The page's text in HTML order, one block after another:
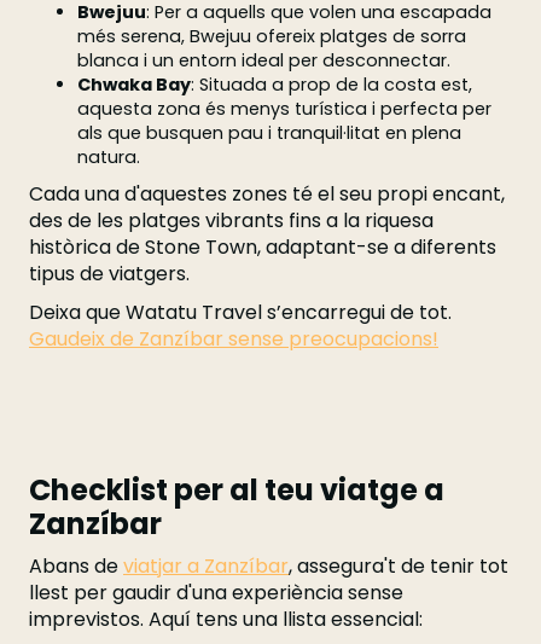
Bwejuu: Per a aquells que volen una escapada
més serena, Bwejuu ofereix platges de sorra
blanca i un entorn ideal per desconnectar.
Chwaka Bay: Situada a prop de la costa est,
aquesta zona és menys turística i perfecta per
als que busquen pau i tranquil·litat en plena
natura.
Cada una d'aquestes zones té el seu propi encant,
des de les platges vibrants fins a la riquesa
històrica de Stone Town, adaptant-se a diferents
tipus de viatgers.
Deixa que Watatu Travel s’encarregui de tot.
Gaudeix de Zanzíbar sense preocupacions!
Checklist per al teu viatge a
Zanzíbar
Abans deviatjar a Zanzíbar, assegura't de tenir tot
llest per gaudir d'una experiència sense
imprevistos. Aquí tens una llista essencial: